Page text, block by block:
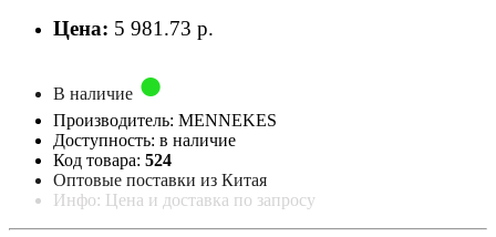
Цена: 5 981.73 р.
В наличие
Производитель: MENNEKES
Доступность: в наличие
Код товара: 524
Оптовые поставки из Китая
Инфо: Цена и доставка по запросу